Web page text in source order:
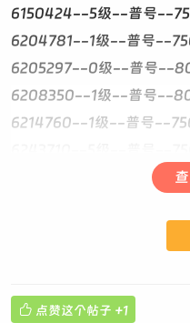
6150424--5级--普号--
6204781--1级--普号--
6205297--0级--普号--
6208350--1级--普号--
6214760--1级--普号--
6254984--1级--普号--
6294284--1级--普号--
6363826--普号--0级--
 点赞这个帖子 +1